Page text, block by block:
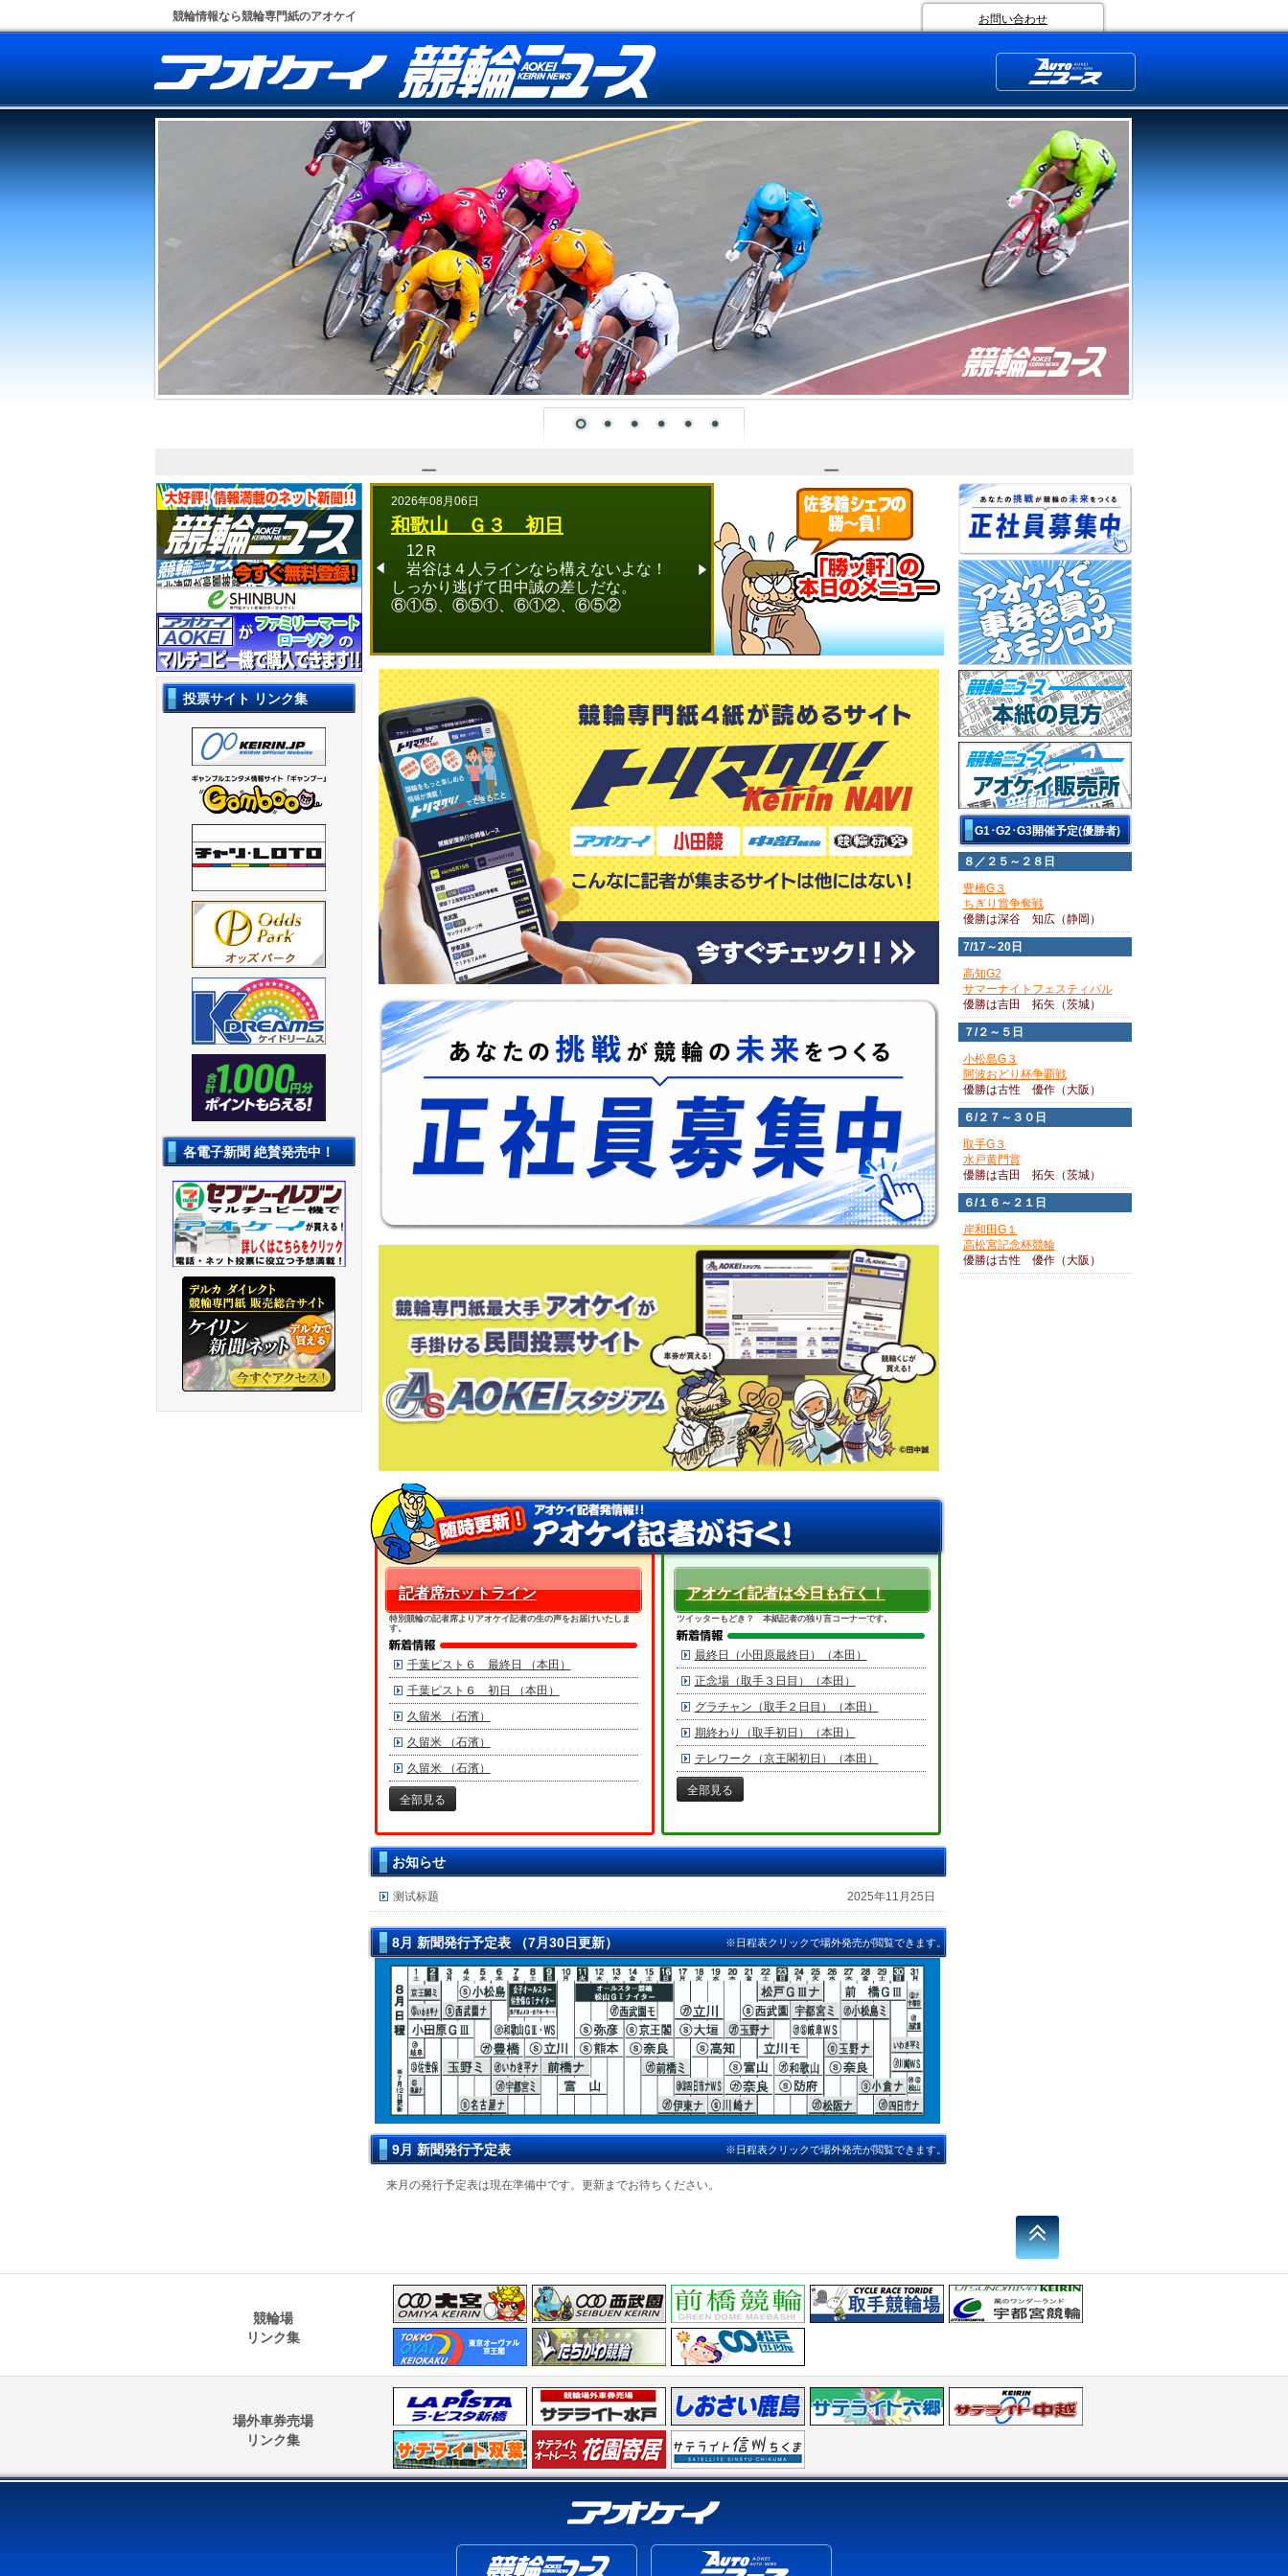
競輪情報なら競輪専門紙のアオケイ お問い合わせ
投票サイト リンク集
各電子新聞 絶賛発売中！
2026年08月06日
和歌山 Ｇ３ 初日
12Ｒ
岩谷は４人ラインなら構えないよな！
しっかり逃げて田中誠の差しだな。
⑥①⑤、⑥⑤①、⑥①②、⑥⑤②
小田原記念 Ｇ３ 決勝
レースカットがあり、決勝戦は11Ｒ！
捌き＆捲りで郡司浩平がＶ奪取。地元同士
の佐々木龍が続き人気のワンツーから３着
探し！！
11Ｒ ①⑦から③・⑤・⑨
2026年08月01日
小田原記念 Ｇ３ 初日
初日特選には地元勢が４人大挙。なら
郡司浩平が逃げちゃう？ 番手有利に和
真久留が追い込み勝利！
12Ｒ ④①＝⑦に④⑦⑨
記者席ホットライン
特別競輪の記者席よりアオケイ記者の生の声をお届けいたしま
す。
千葉ピスト６ 最終日 （本田）
千葉ピスト６ 初日 （本田）
久留米 （石濱）
久留米 （石濱）
久留米 （石濱）
全部見る
アオケイ記者は今日も行く！
ツイッターもどき？ 本紙記者の独り言コーナーです。
最終日（小田原最終日）（本田）
正念場（取手３日目）（本田）
グラチャン（取手２日目）（本田）
期終わり（取手初日）（本田）
テレワーク（京王閣初日）（本田）
全部見る
お知らせ
测试标题 2025年11月25日
8月 新聞発行予定表 （7月30日更新） ※日程表クリックで場外発売が閲覧できます。
9月 新聞発行予定表 ※日程表クリックで場外発売が閲覧できます。
来月の発行予定表は現在準備中です。更新までお待ちください。
G1･G2･G3開催予定(優勝者)
８／２５～２８日
豊橋G３
ちぎり賞争奪戦
優勝は深谷 知広（静岡）
7/17～20日
高知G2
サマーナイトフェスティバル
優勝は吉田 拓矢（茨城）
７/２～５日
小松島G３
阿波おどり杯争覇戦
優勝は古性 優作（大阪）
６/２７～３０日
取手G３
水戸黄門賞
優勝は吉田 拓矢（茨城）
６/１６～２１日
岸和田G１
高松宮記念杯競輪
優勝は古性 優作（大阪）
競輪場
リンク集
場外車券売場
リンク集